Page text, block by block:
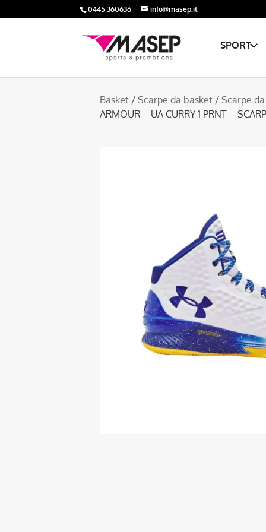
0445 360636 info@masep.it
SPORT
Basket / Scarpe da basket / Scarpe
ARMOUR – UA CURRY 1 PRNT –